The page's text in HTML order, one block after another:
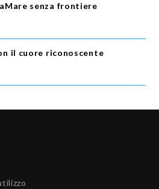
senza frontiere
il cuore riconoscente